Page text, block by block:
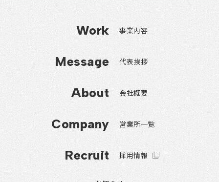
Work 事業内容
Message 代表挨拶
About 会社概要
Company 営業所一覧
Recruit 採用情報